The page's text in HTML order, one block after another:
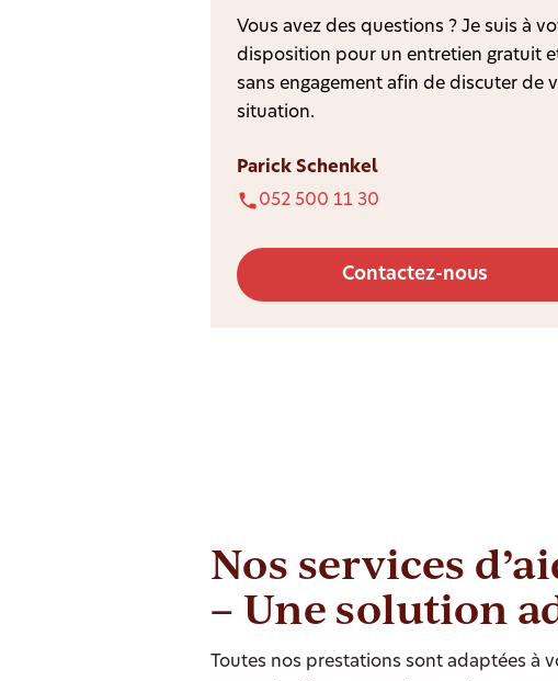
Vous avez des questions ? Je suis à
disposition pour un entretien gratuit
sans engagement afin de discuter de
situation.
Parick Schenkel
052 500 11 30
Contactez-nous
Nos services
– Une solution
Toutes nos prestations sont adaptées à